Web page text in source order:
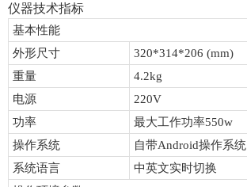
仪器技术指标
基本性能
外形尺寸
320*314*206 (mm)
重量
4.2kg
电源
220V
功率
最大工作功率550w
操作系统
自带Android操作系统
系统语言
中英文实时切换